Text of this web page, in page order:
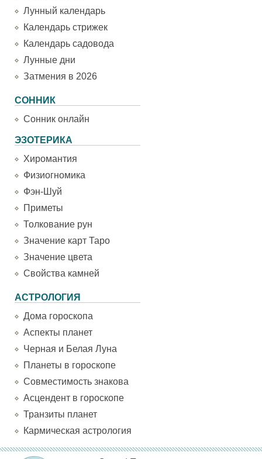
Лунный календарь
Календарь стрижек
Календарь садовода
Лунные дни
Затмения в 2026
СОННИК
Сонник онлайн
ЭЗОТЕРИКА
Хиромантия
Физиогномика
Фэн-Шуй
Приметы
Толкование рун
Значение карт Таро
Значение цвета
Свойства камней
АСТРОЛОГИЯ
Дома гороскопа
Аспекты планет
Черная и Белая Луна
Планеты в гороскопе
Совместимость знакова
Асцендент в гороскопе
Транзиты планет
Кармическая астрология